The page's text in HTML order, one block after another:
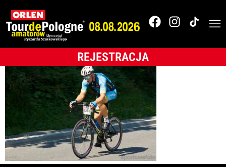
REJESTRACJA
Tour de Pologne
Amatorów